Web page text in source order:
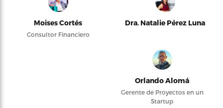
Moises Cortés
Consultor Financiero
Dra. Natalie Pérez Luna
Orlando Alomá
Gerente de Proyectos en un
Startup